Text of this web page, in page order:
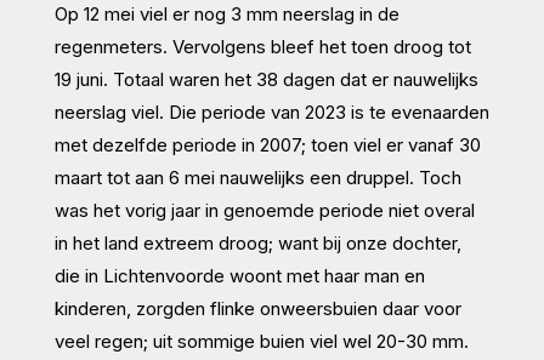
Op 12 mei viel er nog 3 mm neerslag in de
regenmeters. Vervolgens bleef het toen droog tot
19 juni. Totaal waren het 38 dagen dat er nauwelijks
neerslag viel. Die periode van 2023 is te evenaarden
met dezelfde periode in 2007; toen viel er vanaf 30
maart tot aan 6 mei nauwelijks een druppel. Toch
was het vorig jaar in genoemde periode niet overal
in het land extreem droog; want bij onze dochter,
die in Lichtenvoorde woont met haar man en
kinderen, zorgden flinke onweersbuien daar voor
veel regen; uit sommige buien viel wel 20-30 mm.